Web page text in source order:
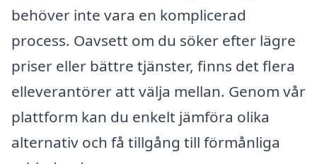
behöver inte vara en komplicerad
process. Oavsett om du söker efter lägre
priser eller bättre tjänster, finns det flera
elleverantörer att välja mellan. Genom vår
plattform kan du enkelt jämföra olika
alternativ och få tillgång till förmånliga